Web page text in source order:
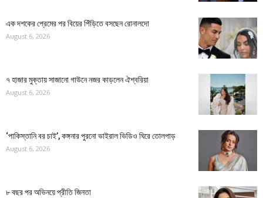
এক দশকের প্রেমের পর বিয়ের পিঁড়িতে বসছেন রোনালদো
August 6, 2026
৭ হাজার মুক্তায় সাজানো গাউনে নজর কাড়লেন ঐশ্বরিয়া
August 6, 2026
‘পাকিস্তানি বর চাই’, কঙ্গনার পুরনো ভাইরাল ভিডিও ঘিরে তোলপাড়
August 6, 2026
৮ বছর পর অভিনয়ে প্রীতি জিনতা